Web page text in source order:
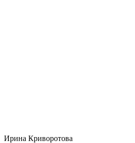
Ирина Криворотова